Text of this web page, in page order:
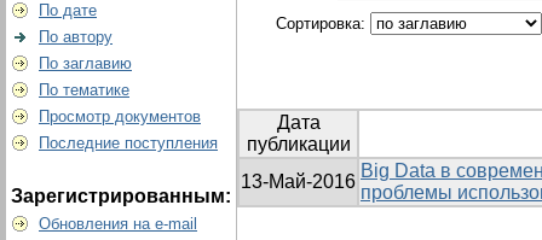
По дате
По автору
По заглавию
По тематике
Просмотр документов
Последние поступления
Зарегистрированным:
Обновления на e-mail
Сортировка:
Дата
публикации
13-Май-2016
Big Data в
проблемы